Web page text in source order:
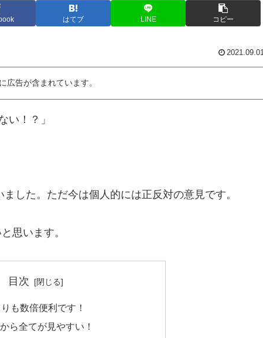
はてブ LINE コピー
2021.09.01
広告が含まれています。
い！？」
した。ただ今は個人的には正反対の意見です。
思います。
目次
も数倍便利です！
ら全てが見やすい！